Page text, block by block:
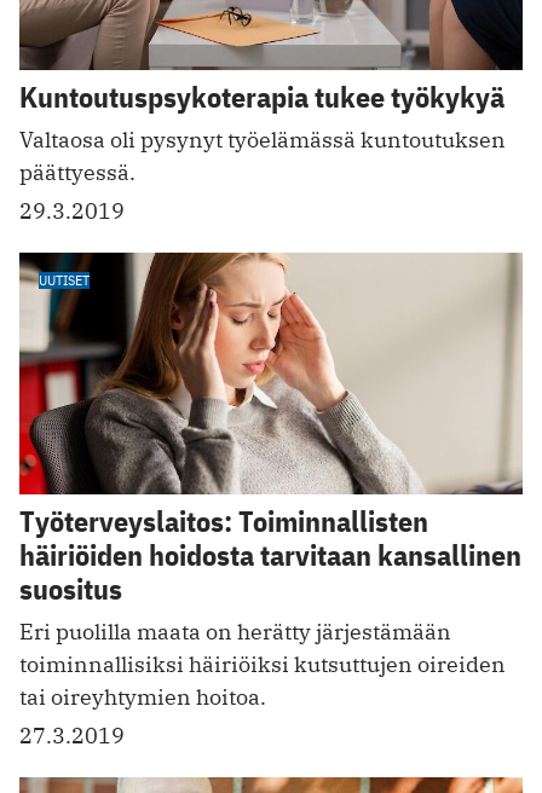
Kuntoutuspsykoterapia tukee työkykyä
Valtaosa oli pysynyt työelämässä kuntoutuksen
päättyessä.
29.3.2019
UUTISET
Työterveyslaitos: Toiminnallisten
häiriöiden hoidosta tarvitaan kansallinen
suositus
Eri puolilla maata on herätty järjestämään
toiminnallisiksi häiriöiksi kutsuttujen oireiden
tai oireyhtymien hoitoa.
27.3.2019